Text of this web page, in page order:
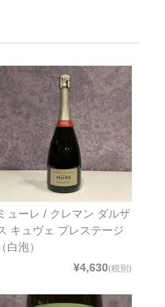
ューレ / クレマン ダルザ
キュヴェ プレステージ
（白泡）
¥4,630(税別)